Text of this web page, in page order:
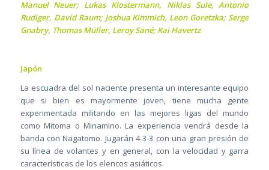
Manuel Neuer; Lukas Klostermann, Niklas Sule, Antonio
Rudiger, David Raum; Joshua Kimmich, Leon Goretzka; Serge
Gnabry, Thomas Müller, Leroy Sané; Kai Havertz
Japón
La escuadra del sol naciente presenta un interesante equipo
que si bien es mayormente joven, tiene mucha gente
experimentada militando en las mejores ligas del mundo
como Mitoma o Minamino. La experiencia vendrá desde la
banda con Nagatomo. Jugarán 4-3-3 con una gran presión de
su línea de volantes y en general, con la velocidad y garra
características de los elencos asiáticos.